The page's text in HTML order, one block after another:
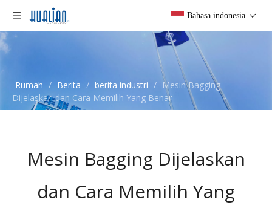
Bahasa indonesia
Rumah / Berita / berita industri / Mesin Bagging
Dijelaskan dan Cara Memilih Yang Benar
Mesin Bagging Dijelaskan
dan Cara Memilih Yang